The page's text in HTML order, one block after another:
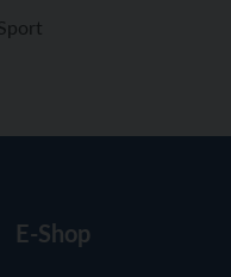
E-Shop